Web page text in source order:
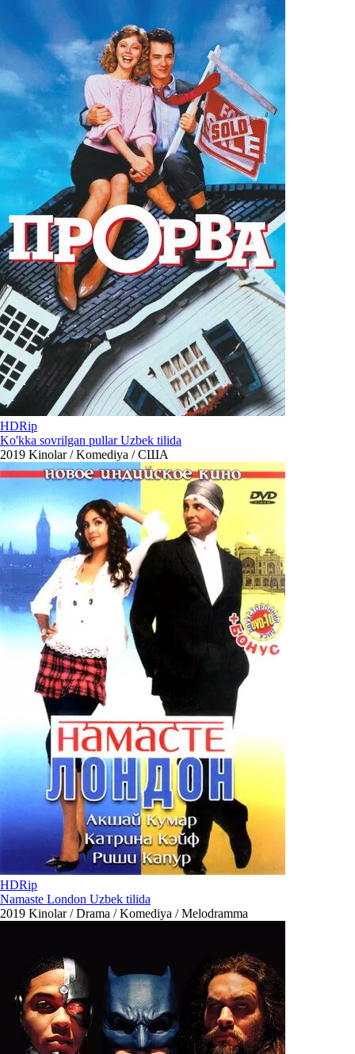
HDRip
Ko'kka sovrilgan pullar Uzbek tilida
2019 Kinolar / Komediya / США
HDRip
Namaste London Uzbek tilida
2019 Kinolar / Drama / Komediya / Melodramma